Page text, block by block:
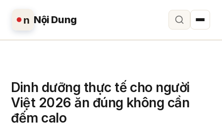
n Nội Dung
dungDinh dưỡng thực tế cho người
Việt 2026 ăn đúng không cần
đếm calo